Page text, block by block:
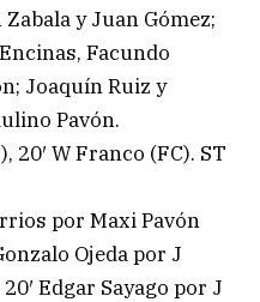
y Juan Gómez;
Facundo
Joaquín Ruiz y
Pavón.
20′ W Franco (FC). ST
por Maxi Pavón
Ojeda por J
Edgar Sayago por J